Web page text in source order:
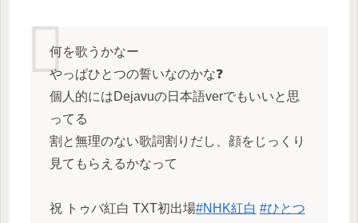
何を歌うかなー
やっぱひとつの誓いなのかな❓
個人的にはDejavuの日本語verでもいいと思
ってる
割と無理のない歌詞割りだし、顔をじっくり
見てもらえるかなって
祝 トゥバ紅白 TXT初出場#NHK紅白 #ひとつ